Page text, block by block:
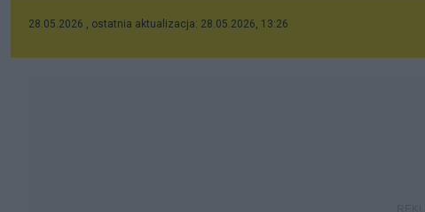
28.05.2026 , ostatnia aktualizacja: 28.05.2026, 13:26